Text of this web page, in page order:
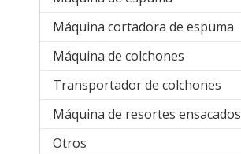
Máquina cortadora de espuma
Máquina de colchones
Transportador de colchones
Máquina de resortes ensacados
Otros